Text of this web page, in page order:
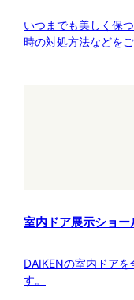
いつまでも美しく保
時の対処方法などをご
室内ドア展示ショー
DAIKENの室内ドア
す。